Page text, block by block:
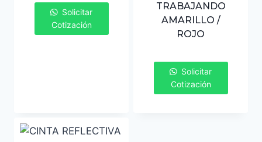
Solicitar
Cotización
TRABAJANDO
AMARILLO /
ROJO
Solicitar
Cotización